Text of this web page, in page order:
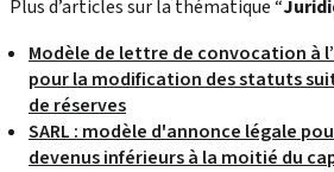
Plus d’articles sur la thématique “
Modèle de lettre de convocation à
pour la modification des statuts
de réserves
SARL : modèle d'annonce légale
devenus inférieurs à la moitié du